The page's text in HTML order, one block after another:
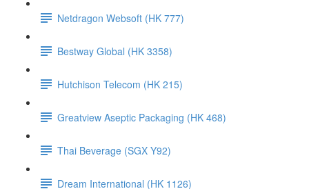
Netdragon Websoft (HK 777)
Bestway Global (HK 3358)
Hutchison Telecom (HK 215)
Greatview Aseptic Packaging (HK 468)
Thai Beverage (SGX Y92)
Dream International (HK 1126)